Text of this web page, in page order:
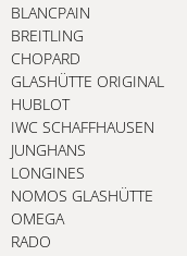
BLANCPAIN
BREITLING
CHOPARD
GLASHÜTTE ORIGINAL
HUBLOT
IWC SCHAFFHAUSEN
JUNGHANS
LONGINES
NOMOS GLASHÜTTE
OMEGA
RADO